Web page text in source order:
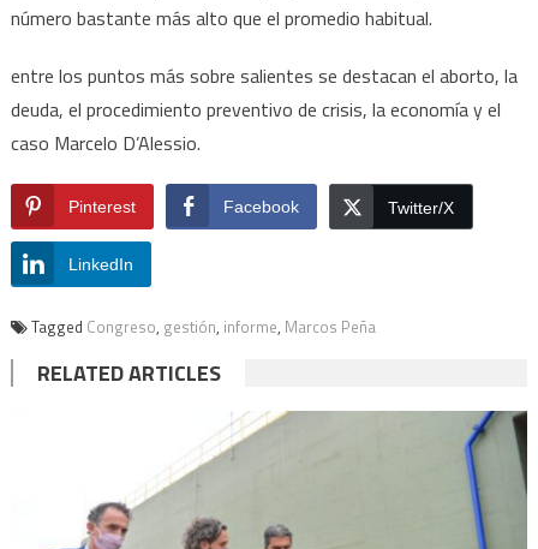
número bastante más alto que el promedio habitual.
entre los puntos más sobre salientes se destacan el aborto, la
deuda, el procedimiento preventivo de crisis, la economía y el
caso Marcelo D’Alessio.
Pinterest Facebook Twitter/X
LinkedIn
Tagged Congreso, gestión, informe, Marcos Peña
RELATED ARTICLES